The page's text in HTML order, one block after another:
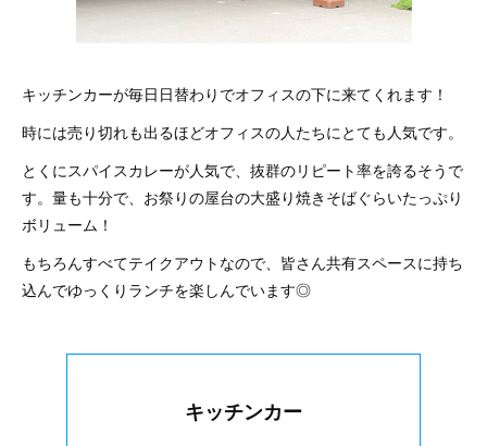
キッチンカーが毎日日替わりでオフィスの下に来てくれます！
時には売り切れも出るほどオフィスの人たちにとても人気です。
とくにスパイスカレーが人気で、抜群のリピート率を誇るそうで
す。量も十分で、お祭りの屋台の大盛り焼きそばぐらいたっぷり
ボリューム！
もちろんすべてテイクアウトなので、皆さん共有スペースに持ち
込んでゆっくりランチを楽しんでいます◎
キッチンカー